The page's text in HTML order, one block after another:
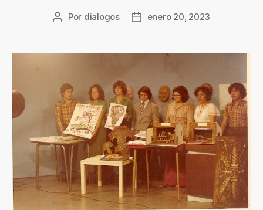
Por dialogos enero 20, 2023